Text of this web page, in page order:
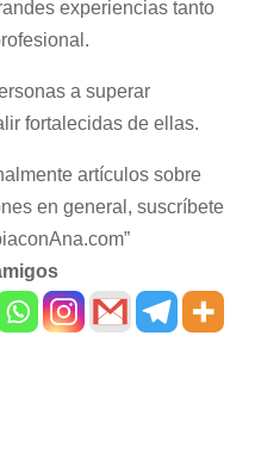
experiencias tanto
a superar
fortalecidas de ellas.
artículos sobre
en general, suscríbete